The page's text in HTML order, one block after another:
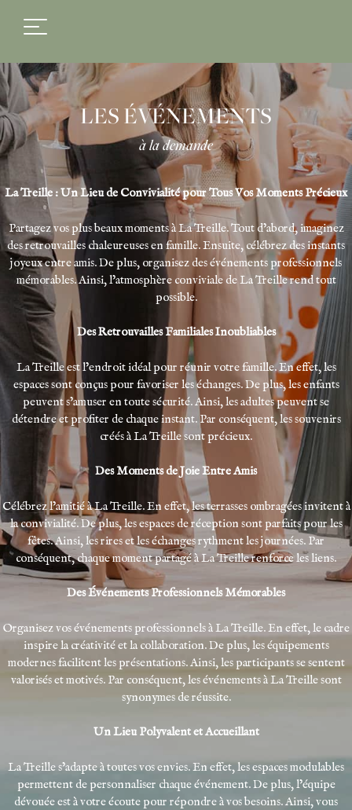
LES ÉVÉNEMENTS
à la demande
La Treille : Un Lieu de Convivialité pour Tous Vos Moments Précieux
Partagez vos plus beaux moments à La Treille. Tout d’abord, imaginez
des retrouvailles chaleureuses en famille. Ensuite, célébrez des instants
joyeux entre amis. De plus, organisez des événements professionnels
mémorables. Ainsi, l’atmosphère conviviale de La Treille rend tout
possible.
Des Retrouvailles Familiales Inoubliables
La Treille est l’endroit idéal pour réunir votre famille. En effet, les
espaces sont conçus pour favoriser les échanges. De plus, les enfants
peuvent s’amuser en toute sécurité. Ainsi, les adultes peuvent se
détendre et profiter de chaque instant. Par conséquent, les souvenirs
créés à La Treille sont précieux.
Des Moments de Joie Entre Amis
Célébrez l’amitié à La Treille. En effet, les terrasses ombragées invitent à
la convivialité. De plus, les espaces de réception sont parfaits pour les
fêtes. Ainsi, les rires et les échanges rythment les journées. Par
conséquent, chaque moment partagé à La Treille renforce les liens.
Des Événements Professionnels Mémorables
Organisez vos événements professionnels à La Treille. En effet, le cadre
inspire la créativité et la collaboration. De plus, les équipements
modernes facilitent les présentations. Ainsi, les participants se sentent
valorisés et motivés. Par conséquent, les événements à La Treille sont
synonymes de réussite.
Un Lieu Polyvalent et Accueillant
La Treille s’adapte à toutes vos envies. En effet, les espaces modulables
permettent de personnaliser chaque événement. De plus, l’équipe
dévouée est à votre écoute pour répondre à vos besoins. Ainsi, vous